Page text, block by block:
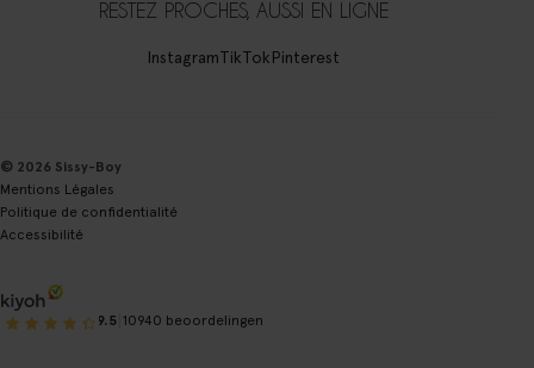
RESTEZ PROCHES, AUSSI EN LIGNE
InstagramTikTokPinterest
© 2026 Sissy-Boy
Mentions Légales
Politique de confidentialité
Accessibilité
9.5 10940 beoordelingen